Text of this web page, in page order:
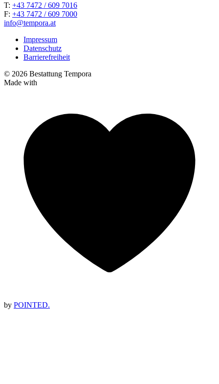
T: +43 7472 / 609 7016
F: +43 7472 / 609 7000
info@tempora.at
Impressum
Datenschutz
Barrierefreiheit
© 2026 Bestattung Tempora
Made with
by POINTED.